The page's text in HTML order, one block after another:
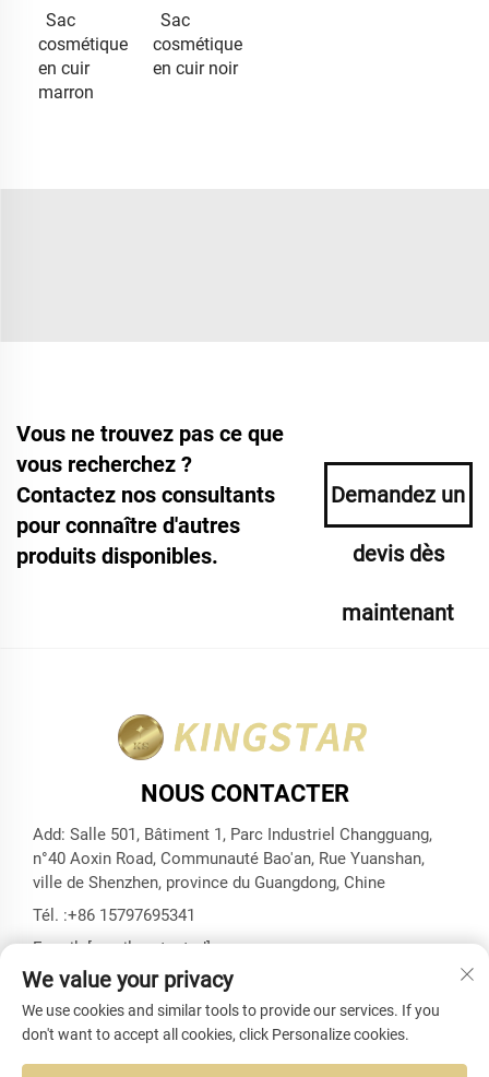
Sac
cosmétique
en cuir
marron
Sac
cosmétique
en cuir noir
Vous ne trouvez pas ce que
vous recherchez ?
Contactez nos consultants
pour connaître d'autres
produits disponibles.
Demandez un
devis dès
maintenant
NOUS CONTACTER
Add: Salle 501, Bâtiment 1, Parc Industriel Changguang,
n°40 Aoxin Road, Communauté Bao'an, Rue Yuanshan,
ville de Shenzhen, province du Guangdong, Chine
Tél. :+86 15797695341
E-mail :[email protected]
Copyright © Shenzhen Kingstar Bags And Cases Co., Ltd. Tous
droits réservés -Politique de confidentialité-Blogue
We value your privacy
We use cookies and similar tools to provide our services. If you
don't want to accept all cookies, click Personalize cookies.